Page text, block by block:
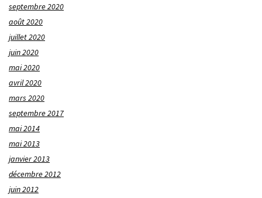
septembre 2020
août 2020
juillet 2020
juin 2020
mai 2020
avril 2020
mars 2020
septembre 2017
mai 2014
mai 2013
janvier 2013
décembre 2012
juin 2012